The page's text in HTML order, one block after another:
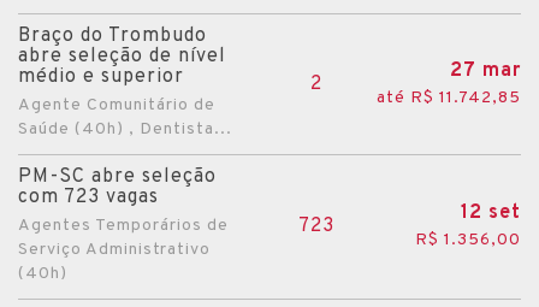
Braço do Trombudo
abre seleção de nível
médio e superior
Agente Comunitário de
Saúde (40h) , Dentista...
2
27 mar
até R$ 11.742,85
PM-SC abre seleção
com 723 vagas
Agentes Temporários de
Serviço Administrativo
(40h)
723
12 set
R$ 1.356,00